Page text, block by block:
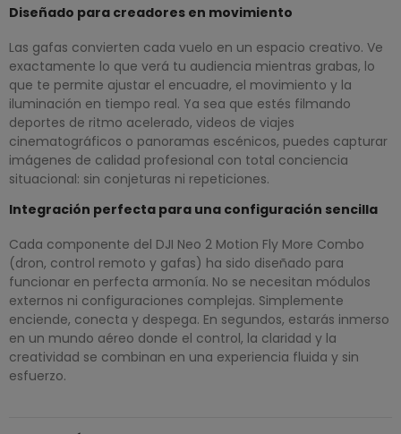
Diseñado para creadores en movimiento
Las gafas convierten cada vuelo en un espacio creativo. Ve
exactamente lo que verá tu audiencia mientras grabas, lo
que te permite ajustar el encuadre, el movimiento y la
iluminación en tiempo real. Ya sea que estés filmando
deportes de ritmo acelerado, videos de viajes
cinematográficos o panoramas escénicos, puedes capturar
imágenes de calidad profesional con total conciencia
situacional: sin conjeturas ni repeticiones.
Integración perfecta para una configuración sencilla
Cada componente del DJI Neo 2 Motion Fly More Combo
(dron, control remoto y gafas) ha sido diseñado para
funcionar en perfecta armonía. No se necesitan módulos
externos ni configuraciones complejas. Simplemente
enciende, conecta y despega. En segundos, estarás inmerso
en un mundo aéreo donde el control, la claridad y la
creatividad se combinan en una experiencia fluida y sin
esfuerzo.